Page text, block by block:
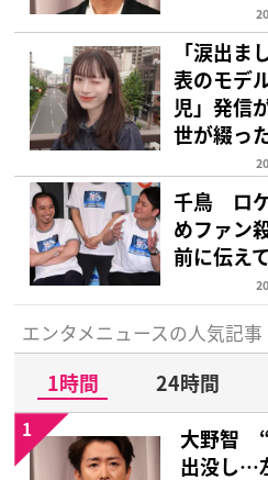
「涙出ま
表のモデ
児」発信
世が綴っ
千鳥 ロ
めファン
前に伝え
エンタメニュースの人気記事
1時間 24時間
大野智 “
出没し…
1